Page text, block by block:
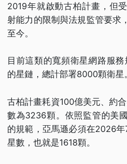
2019年就啟動古柏計畫，但
射能力的限制與法規監管要求
至今。
目前這類的寬頻衛星網路服
的星鏈，總計部署8000顆衛星
古柏計畫耗資100億美元、約
數為3236顆。依照監管的美
的規範，亞馬遜必須在2026
星數，也就是1618顆。